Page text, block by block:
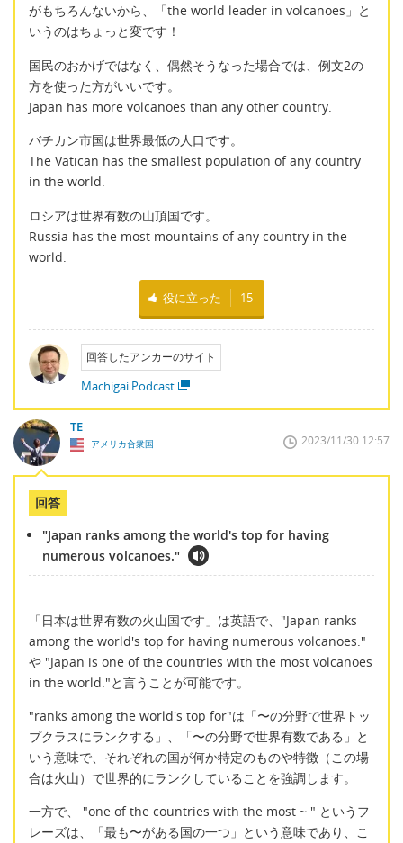
がもちろんないから、「the world leader in volcanoes」と
いうのはちょっと変です！
国民のおかげではなく、偶然そうなった場合では、例文2の
方を使った方がいいです。
Japan has more volcanoes than any other country.
バチカン市国は世界最低の人口です。
The Vatican has the smallest population of any country
in the world.
ロシアは世界有数の山頂国です。
Russia has the most mountains of any country in the
world.
役に立った 15
回答したアンカーのサイト
Machigai Podcast
TE
アメリカ合衆国 2023/11/30 12:57
回答
"Japan ranks among the world's top for having
numerous volcanoes."
「日本は世界有数の火山国です」は英語で、"Japan ranks
among the world's top for having numerous volcanoes."
や "Japan is one of the countries with the most volcanoes
in the world."と言うことが可能です。
"ranks among the world's top for"は「〜の分野で世界トッ
プクラスにランクする」、「〜の分野で世界有数である」と
いう意味で、それぞれの国が何か特定のものや特徴（この場
合は火山）で世界的にランクしていることを強調します。
一方で、 "one of the countries with the most ~ " というフ
レーズは、「最も〜がある国の一つ」という意味であり、こ